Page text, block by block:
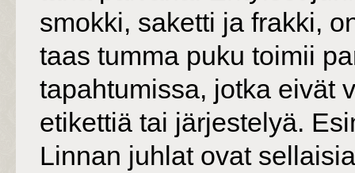
smokki, saketti ja frakki,
taas tumma puku toimii
tapahtumissa, jotka eivät
etikettiä tai järjestelyä.
Linnan juhlat ovat